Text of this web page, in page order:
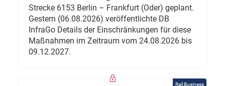
Strecke 6153 Berlin – Frankfurt (Oder) geplant.
Gestern (06.08.2026) veröffentlichte DB
InfraGo Details der Einschränkungen für diese
Maßnahmen im Zeitraum vom 24.08.2026 bis
09.12.2027.
Rail Business